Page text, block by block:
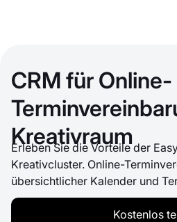
CRM für Online-
Kreativraum
Erleben Sie die Vorteile der
Kreativcluster. Online-
übersichtlicher Kalender und
Kostenlos